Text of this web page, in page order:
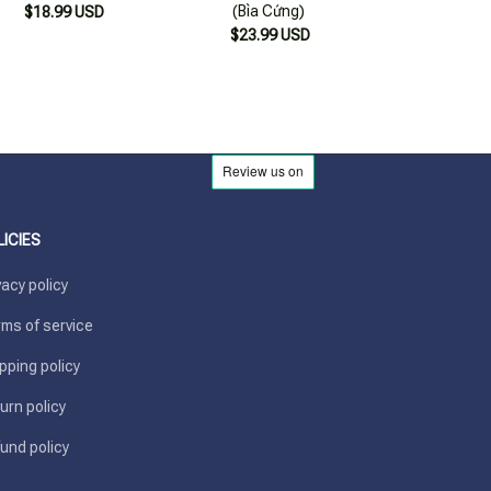
$18.99 USD
(Bìa Cứng)
$23.99 USD
policy
of service
policy
policy
policy